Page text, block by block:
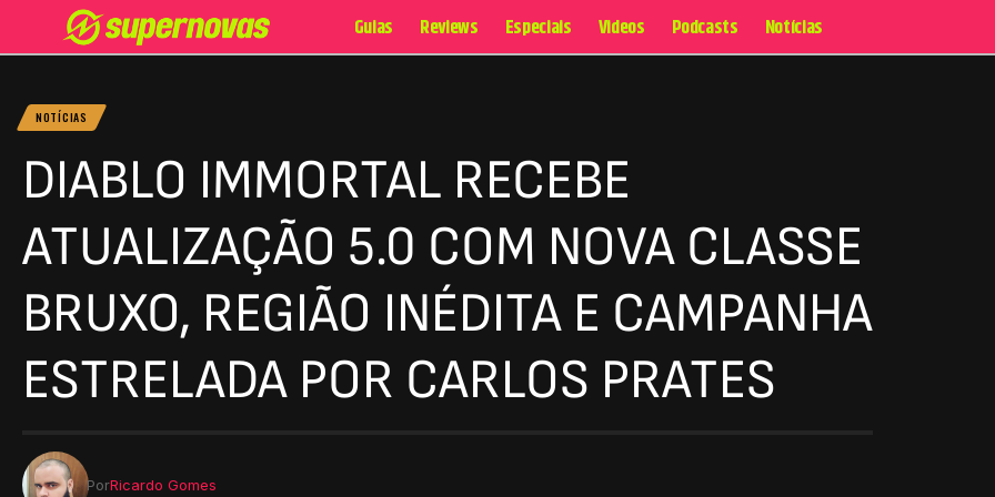
Guias Reviews Especiais Videos Podcasts Notícias
NOTÍCIAS
DIABLO IMMORTAL RECEBE
ATUALIZAÇÃO 5.0 COM NOVA CLASSE
BRUXO, REGIÃO INÉDITA E CAMPANHA
ESTRELADA POR CARLOS PRATES
PorRicardo Gomes